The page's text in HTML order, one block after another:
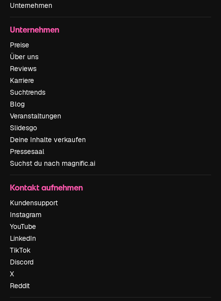
Unternehmen
Unternehmen
Preise
Über uns
Reviews
Karriere
Suchtrends
Blog
Veranstaltungen
Slidesgo
Deine Inhalte verkaufen
Pressesaal
Suchst du nach magnific.ai
Kontakt aufnehmen
Kundensupport
Instagram
YouTube
LinkedIn
TikTok
Discord
X
Reddit